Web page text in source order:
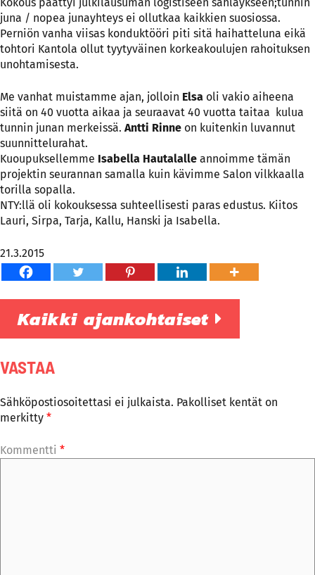
juna / nopea junayhteys ei ollutkaa kaikkien suosiossa.
Perniön vanha viisas konduktööri piti sitä haihatteluna eikä
tohtori Kantola ollut tyytyväinen korkeakoulujen rahoituksen
unohtamisesta.
Me vanhat muistamme ajan, jolloin Elsa oli vakio aiheena
siitä on 40 vuotta aikaa ja seuraavat 40 vuotta taitaa kulua
tunnin junan merkeissä. Antti Rinne on kuitenkin luvannut
suunnittelurahat.
Kuoupuksellemme Isabella Hautalalle annoimme tämän
projektin seurannan samalla kuin kävimme Salon vilkkaalla
torilla sopalla.
NTY:llä oli kokouksessa suhteellisesti paras edustus. Kiitos
Lauri, Sirpa, Tarja, Kallu, Hanski ja Isabella.
21.3.2015
Kaikki ajankohtaiset
VASTAA
Sähköpostiosoitettasi ei julkaista. Pakolliset kentät on
merkitty *
Kommentti *